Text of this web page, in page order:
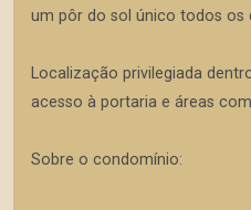
um pôr do sol único todos os
Localização privilegiada
acesso à portaria e áreas
Sobre o condomínio: